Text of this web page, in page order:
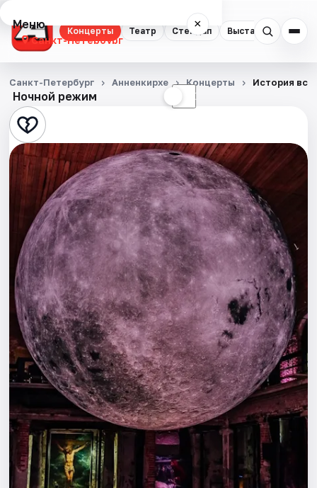
Концерты Театр Стендап Выставки
Меню ×
Санкт-Петербург
Концерты
Театр
Стендап
Выставки
Квесты
Экскурсии
Спорт
События
Города
Площадки
Артисты
Рейтинги
Ночной режим ☾
Санкт-Петербург Анненкирхе Концерты История